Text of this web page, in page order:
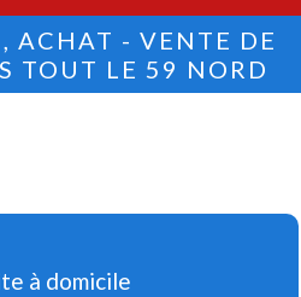
, ACHAT - VENTE DE
TOUT LE 59 NORD
à domicile